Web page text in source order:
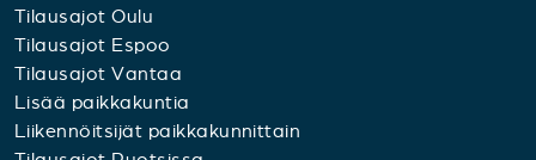
Tilausajot Oulu
Tilausajot Espoo
Tilausajot Vantaa
Lisää paikkakuntia
Liikennöitsijät paikkakunnittain